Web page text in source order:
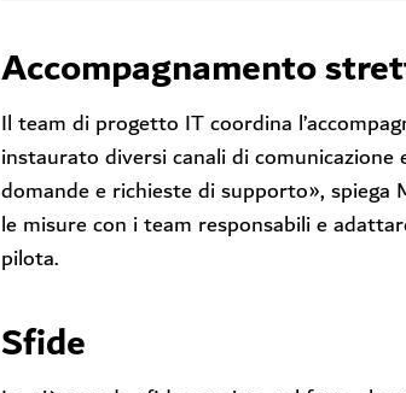
Accompagnamento
Il team di progetto IT coordina
instaurato diversi canali di
domande e richieste di supporto», spiega
le misure con i team responsabili e
pilota.
Sfide